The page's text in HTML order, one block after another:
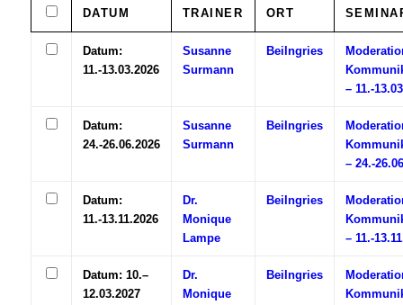
DATUM TRAINER ORT
Datum:
11.-13.03.2026
Susanne
Surmann
Beilngries
– 11.-
Datum:
24.-26.06.2026
Susanne
Surmann
Beilngries
– 24.-
Datum:
11.-13.11.2026
Dr.
Monique
Lampe
Beilngries
– 11.-
Datum: 10.–
12.03.2027
Dr.
Monique
Beilngries